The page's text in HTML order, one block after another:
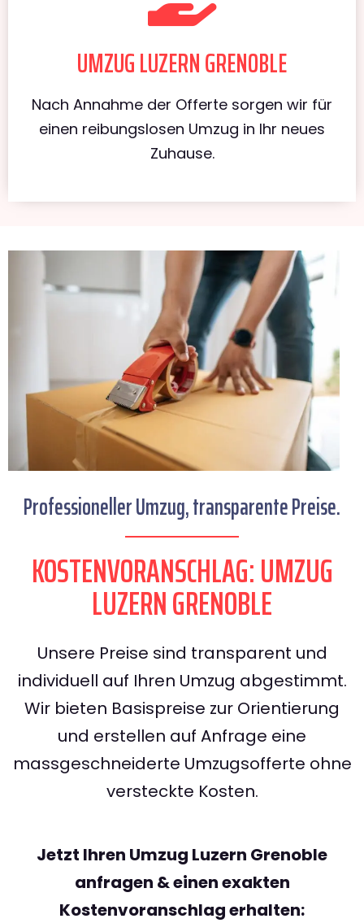
UMZUG LUZERN GRENOBLE
Nach Annahme der Offerte sorgen wir für
einen reibungslosen Umzug in Ihr neues
Zuhause.
Professioneller Umzug, transparente Preise.
KOSTENVORANSCHLAG: UMZUG
LUZERN GRENOBLE
Unsere Preise sind transparent und
individuell auf Ihren Umzug abgestimmt.
Wir bieten Basispreise zur Orientierung
und erstellen auf Anfrage eine
massgeschneiderte Umzugsofferte ohne
versteckte Kosten.
Jetzt Ihren Umzug Luzern Grenoble
anfragen & einen exakten
Kostenvoranschlag erhalten: